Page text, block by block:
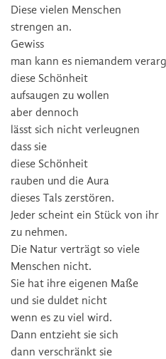
Diese vielen Menschen
strengen an.
Gewiss
man kann es niemandem
diese Schönheit
aufsaugen zu wollen
aber dennoch
lässt sich nicht verleugnen
dass sie
diese Schönheit
rauben und die Aura
dieses Tals zerstören.
Jeder scheint ein Stück von ihr
zu nehmen.
Die Natur verträgt so viele
Menschen nicht.
Sie hat ihre eigenen Maße
und sie duldet nicht
wenn es zu viel wird.
Dann entzieht sie sich
dann verschränkt sie